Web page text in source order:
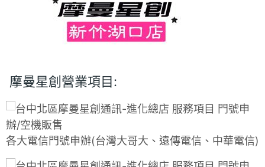
摩曼星創營業項目:
各大電信門號申辦(台灣大哥大、遠傳電信、中華電信)